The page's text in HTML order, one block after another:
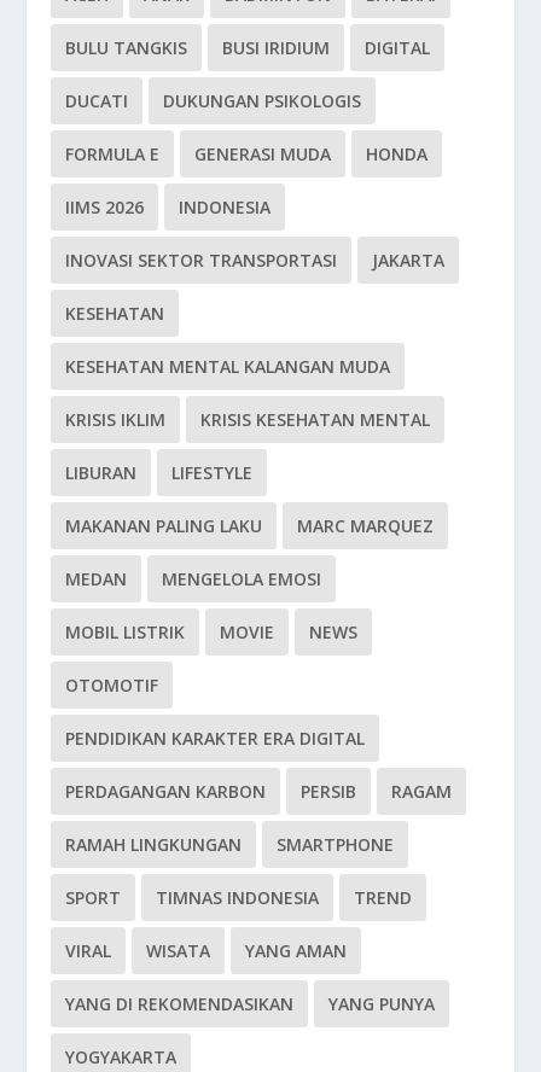
BULU TANGKIS BUSI IRIDIUM DIGITAL
DUCATI DUKUNGAN PSIKOLOGIS
FORMULA E GENERASI MUDA HONDA
IIMS 2026 INDONESIA
INOVASI SEKTOR TRANSPORTASI JAKARTA
KESEHATAN
KESEHATAN MENTAL KALANGAN MUDA
KRISIS IKLIM KRISIS KESEHATAN MENTAL
LIBURAN LIFESTYLE
MAKANAN PALING LAKU MARC MARQUEZ
MEDAN MENGELOLA EMOSI
MOBIL LISTRIK MOVIE NEWS
OTOMOTIF
PENDIDIKAN KARAKTER ERA DIGITAL
PERDAGANGAN KARBON PERSIB RAGAM
RAMAH LINGKUNGAN SMARTPHONE
SPORT TIMNAS INDONESIA TREND
VIRAL WISATA YANG AMAN
YANG DI REKOMENDASIKAN YANG PUNYA
YOGYAKARTA